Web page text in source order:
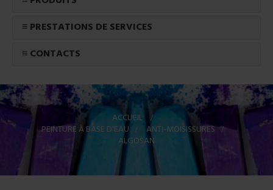
≡ PRESTATIONS DE SERVICES
≡ CONTACTS
ACCUEIL >
PEINTURE À BASE D'EAU > ANTI-MOISISSURES >
ALGOSAN